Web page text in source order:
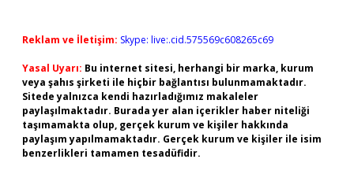
Reklam ve İletişim: Skype: live:.cid.575569c608265c69
Yasal Uyarı: Bu internet sitesi, herhangi bir marka, kurum
veya şahıs şirketi ile hiçbir bağlantısı bulunmamaktadır.
Sitede yalnızca kendi hazırladığımız makaleler
paylaşılmaktadır. Burada yer alan içerikler haber niteliği
taşımamakta olup, gerçek kurum ve kişiler hakkında
paylaşım yapılmamaktadır. Gerçek kurum ve kişiler ile isim
benzerlikleri tamamen tesadüfidir.